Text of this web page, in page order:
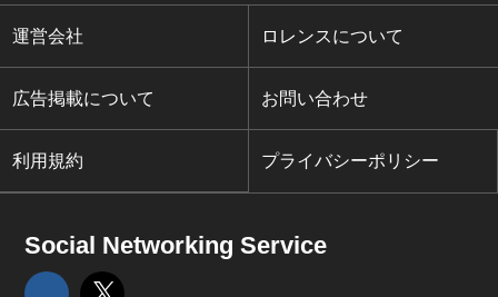
運営会社 ロレンスについて
広告掲載について お問い合わせ
利用規約 プライバシーポリシー
Social Networking Service